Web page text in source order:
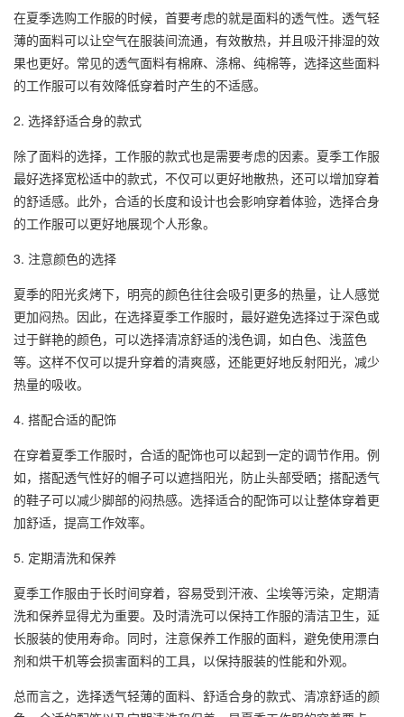
在夏季选购工作服的时候，首要考虑的就是面料的透气性。透气轻
薄的面料可以让空气在服装间流通，有效散热，并且吸汗排湿的效
果也更好。常见的透气面料有棉麻、涤棉、纯棉等，选择这些面料
的工作服可以有效降低穿着时产生的不适感。
2. 选择舒适合身的款式
除了面料的选择，工作服的款式也是需要考虑的因素。 夏季工作服
最好选择宽松适中的款式，不仅可以更好地散热，还可以增加穿着
的舒适感。此外，合适的长度和设计也会影响穿着体验，选择合身
的工作服可以更好地展现个人形象。
3. 注意颜色的选择
夏季的阳光炙烤下，明亮的颜色往往会吸引更多的热量，让人感觉
更加闷热。因此，在选择夏季工作服时，最好避免选择过于深色或
过于鲜艳的颜色，可以选择清凉舒适的浅色调，如白色、浅蓝色
等。这样不仅可以提升穿着的清爽感，还能更好地反射阳光，减少
热量的吸收。
4. 搭配合适的配饰
在穿着夏季工作服时，合适的配饰也可以起到一定的调节作用。例
如，搭配透气性好的帽子可以遮挡阳光，防止头部受晒；搭配透气
的鞋子可以减少脚部的闷热感。选择适合的配饰可以让整体穿着更
加舒适，提高工作效率。
5. 定期清洗和保养
夏季工作服由于长时间穿着，容易受到汗液、尘埃等污染，定期清
洗和保养显得尤为重要。及时清洗可以保持工作服的清洁卫生，延
长服装的使用寿命。同时，注意保养工作服的面料，避免使用漂白
剂和烘干机等会损害面料的工具，以保持服装的性能和外观。
总而言之，选择透气轻薄的面料、舒适合身的款式、清凉舒适的颜